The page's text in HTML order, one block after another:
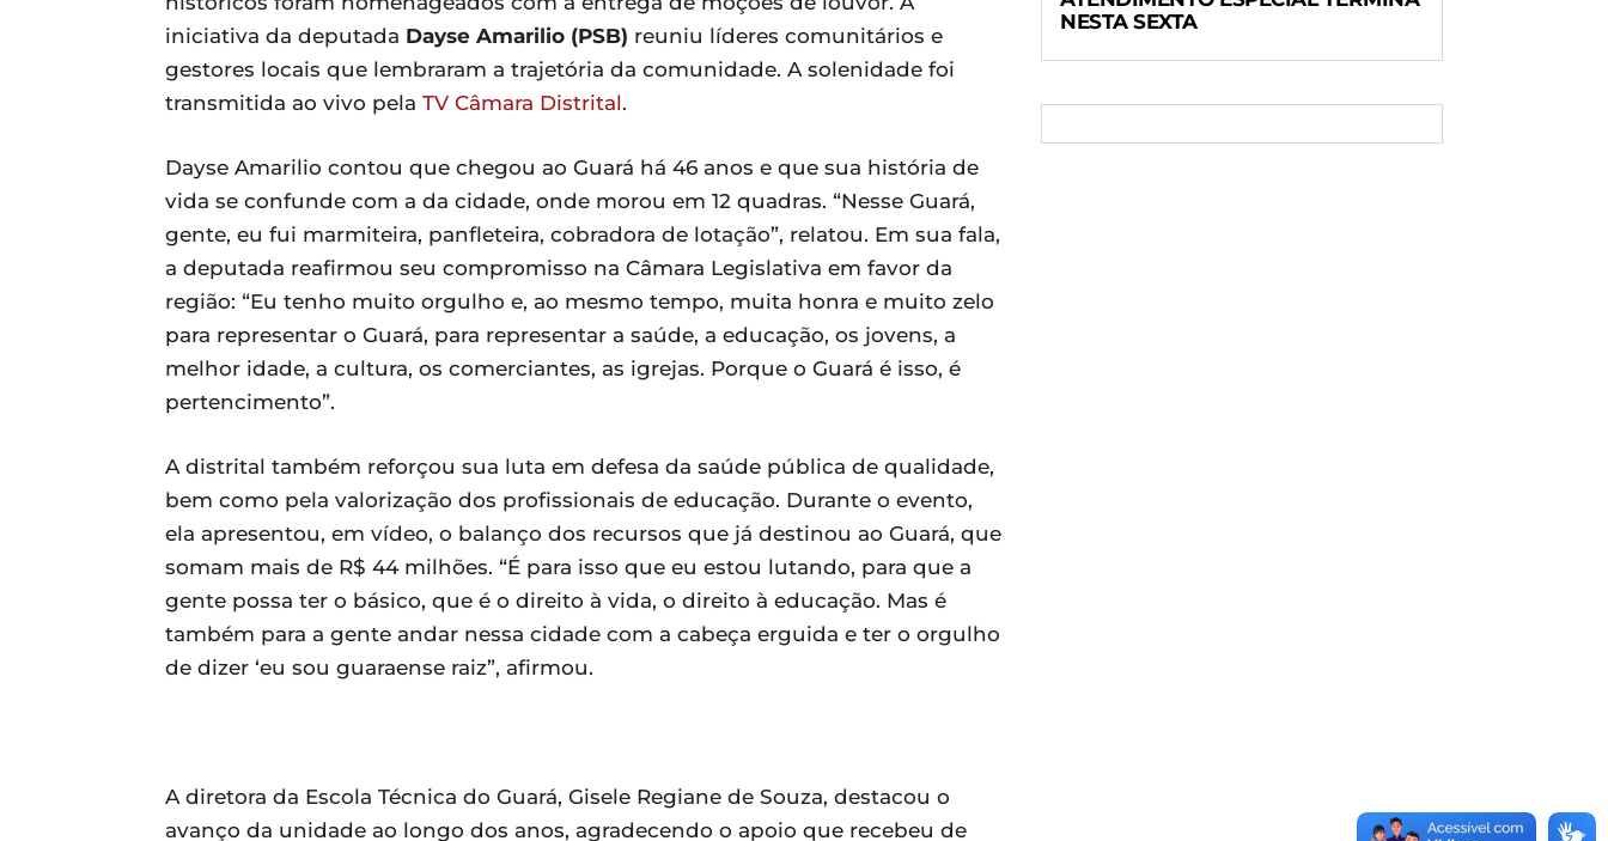
iniciativa da deputada Dayse Amarilio (PSB) reuniu líderes comunitários e
gestores locais que lembraram a trajetória da comunidade. A solenidade foi
transmitida ao vivo pela TV Câmara Distrital.
Dayse Amarilio contou que chegou ao Guará há 46 anos e que sua história de
vida se confunde com a da cidade, onde morou em 12 quadras. “Nesse Guará,
gente, eu fui marmiteira, panfleteira, cobradora de lotação”, relatou. Em sua fala,
a deputada reafirmou seu compromisso na Câmara Legislativa em favor da
região: “Eu tenho muito orgulho e, ao mesmo tempo, muita honra e muito zelo
para representar o Guará, para representar a saúde, a educação, os jovens, a
melhor idade, a cultura, os comerciantes, as igrejas. Porque o Guará é isso, é
pertencimento”.
A distrital também reforçou sua luta em defesa da saúde pública de qualidade,
bem como pela valorização dos profissionais de educação. Durante o evento,
ela apresentou, em vídeo, o balanço dos recursos que já destinou ao Guará, que
somam mais de R$ 44 milhões. “É para isso que eu estou lutando, para que a
gente possa ter o básico, que é o direito à vida, o direito à educação. Mas é
também para a gente andar nessa cidade com a cabeça erguida e ter o orgulho
de dizer ‘eu sou guaraense raiz”, afirmou.
A diretora da Escola Técnica do Guará, Gisele Regiane de Souza, destacou o
avanço da unidade ao longo dos anos, agradecendo o apoio que recebeu de
NESTA SEXTA